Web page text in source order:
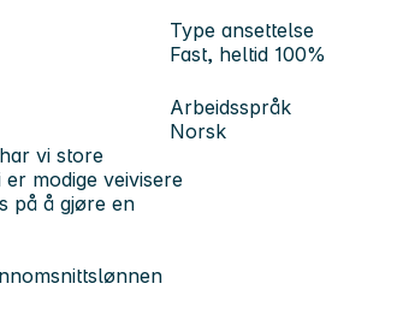
Type ansettelse
Fast, heltid 100%
Arbeidsspråk
Norsk
vi store
modige veivisere
på å gjøre en